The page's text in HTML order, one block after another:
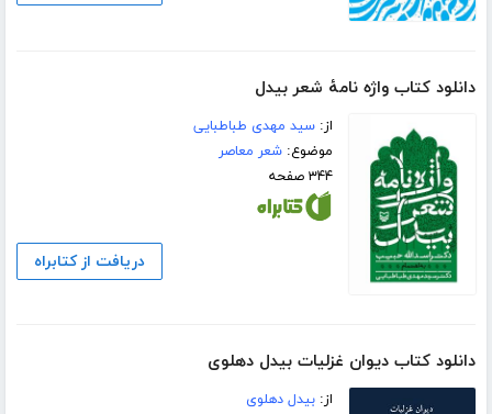
دانلود کتاب واژه نامۀ شعر بیدل
از:سید مهدی طباطبایی
موضوع:شعر معاصر
۳۴۴ صفحه
دریافت از کتابراه
دانلود کتاب دیوان غزلیات بیدل دهلوی
از:بیدل دهلوی